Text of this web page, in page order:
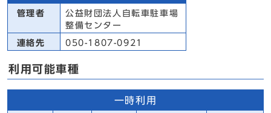
管理者
公益財団法人自転車駐車場
整備センター
連絡先 050-1807-0921
利用可能車種
一時利用